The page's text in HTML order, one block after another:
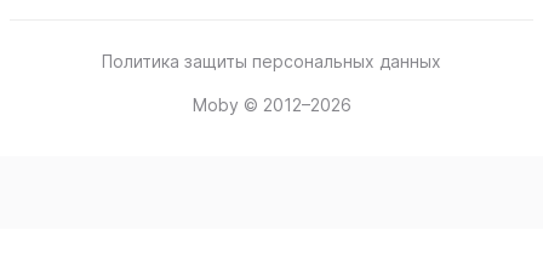
Политика защиты персональных данных
Moby © 2012–2026